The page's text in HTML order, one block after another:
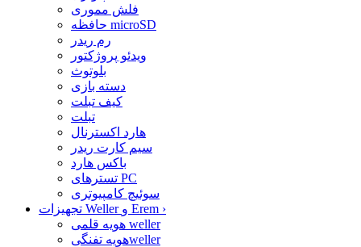
فلش مموری
حافظه microSD
رم ریدر
ویدئو پروژکتور
بلوتوث
دسته بازی
کیف تبلت
تبلت
هارد اکسترنال
سیم کارت ریدر
باکس هارد
تسترهای PC
سوئیچ کامپیوتری
تجهیزات Weller و Erem ›
هویه قلمی weller
هویه تفنگیweller